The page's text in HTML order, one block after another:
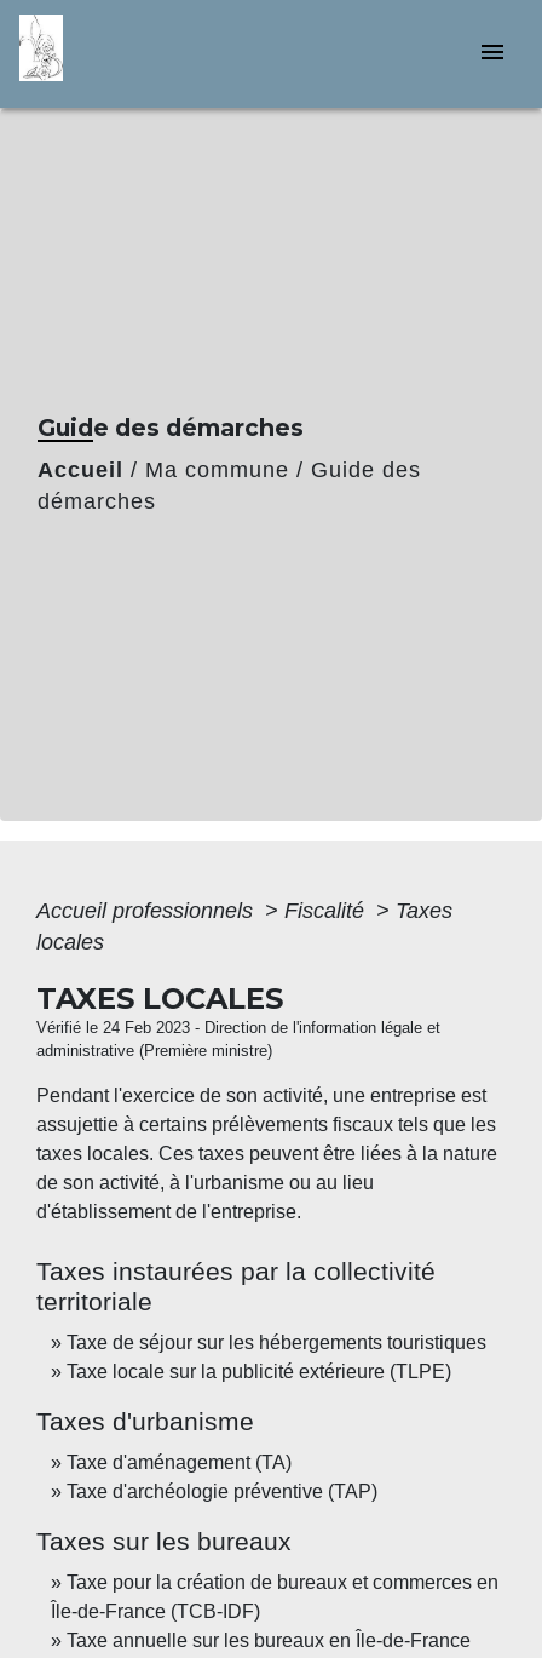
menu
Guide des démarches
Accueil / Ma commune / Guide des
démarches
Accueil professionnels > Fiscalité > Taxes
locales
TAXES LOCALES
Vérifié le 24 Feb 2023 - Direction de l'information légale et
administrative (Première ministre)
Pendant l'exercice de son activité, une entreprise est
assujettie à certains prélèvements fiscaux tels que les
taxes locales. Ces taxes peuvent être liées à la nature
de son activité, à l'urbanisme ou au lieu
d'établissement de l'entreprise.
Taxes instaurées par la collectivité
territoriale
Taxe de séjour sur les hébergements touristiques
Taxe locale sur la publicité extérieure (TLPE)
Taxes d'urbanisme
Taxe d'aménagement (TA)
Taxe d'archéologie préventive (TAP)
Taxes sur les bureaux
Taxe pour la création de bureaux et commerces en
Île-de-France (TCB-IDF)
Taxe annuelle sur les bureaux en Île-de-France